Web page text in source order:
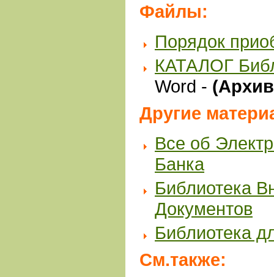
Файлы:
Порядок
КАТАЛОГ
Word -
Другие
Все об
Банка
Библиотека
Документов
Библиотека
См.также: